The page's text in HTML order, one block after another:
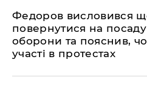
​Федоров висловився
повернутися на посаду
оборони та пояснив,
участі в протестах